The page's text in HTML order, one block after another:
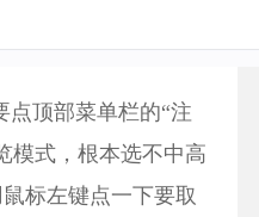
点顶部菜单栏的“注
模式，根本选不中高
标左键点一下要取